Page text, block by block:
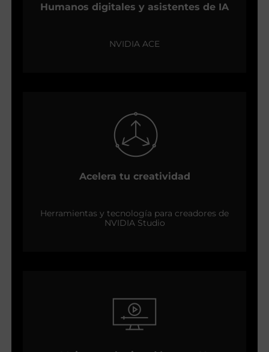
Humanos digitales y asistentes de IA
NVIDIA ACE
Acelera tu creatividad
Herramientas y tecnología para creadores de
NVIDIA Studio